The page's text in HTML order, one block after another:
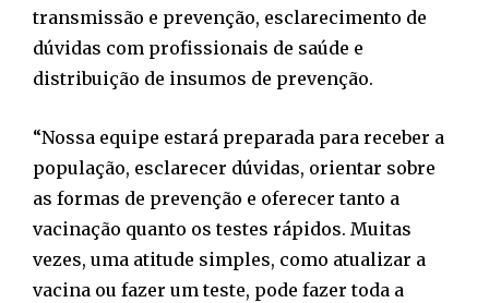
transmissão e prevenção, esclarecimento de
dúvidas com profissionais de saúde e
distribuição de insumos de prevenção.
“Nossa equipe estará preparada para receber a
população, esclarecer dúvidas, orientar sobre
as formas de prevenção e oferecer tanto a
vacinação quanto os testes rápidos. Muitas
vezes, uma atitude simples, como atualizar a
vacina ou fazer um teste, pode fazer toda a